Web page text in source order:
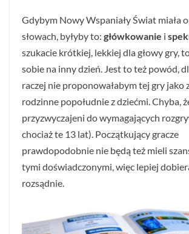
Gdybym Nowy Wspaniały Świat miała
słowach, byłyby to: główkowanie i
szukacie krótkiej, lekkiej dla głowy gry,
sobie na inny dzień. Jest to też powód,
raczej nie proponowałabym tej gry jako
rodzinne popołudnie z dziećmi. Chyba,
przyzwyczajeni do wymagających
chociaż te 13 lat). Początkujący gracze
prawdopodobnie nie będą też mieli
tymi doświadczonymi, więc lepiej
rozsądnie.